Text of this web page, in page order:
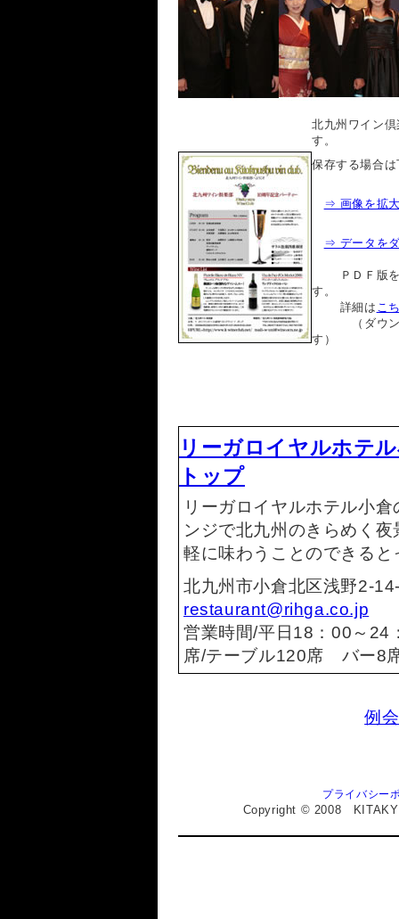
北九州ワイン
す。
保存する場合
⇒ 画像を拡
⇒ データを
ＰＤＦ版を
す。
詳細は こ
（ダウンロ
す）
リーガロイヤルホテ
トップ
リーガロイヤルホテル小
ンジで北九州のきらめく
軽に味わうことのできる
北九州市小倉北区浅野
restaurant@rihga.co.jp
営業時間/平日18：00～
席/テーブル120席 バー
例
プライバシー
Copyright © 2008